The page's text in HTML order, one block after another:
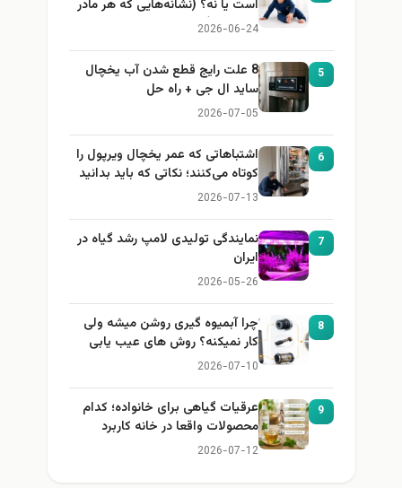
است یا نه؟ (نشانه‌هایی که هر مادر
باید بداند)
2026-06-24
5
8 علت رایج قطع شدن آب یخچال
ساید ال جی + راه حل
2026-07-05
6
اشتباهاتی که عمر یخچال ویرپول را
کوتاه می‌کنند؛ نکاتی که باید بدانید
2026-07-13
7
نمایندگی تولیدی لامپ رشد گیاه در
ایران
2026-05-26
8
چرا آبمیوه گیری روشن میشه ولی
کار نمیکنه؟ روش های عیب یابی
2026-07-10
9
عرقیات گیاهی برای خانواده؛ کدام
محصولات واقعا در خانه کاربرد
دارند؟
2026-07-12